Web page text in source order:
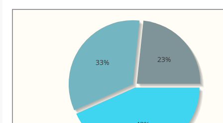
33% 23%